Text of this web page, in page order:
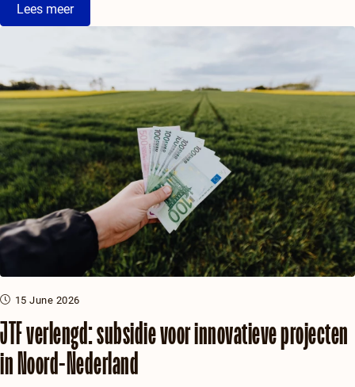
Lees meer
15 June 2026
JTF verlengd: subsidie voor innovatieve projecten
in Noord-Nederland